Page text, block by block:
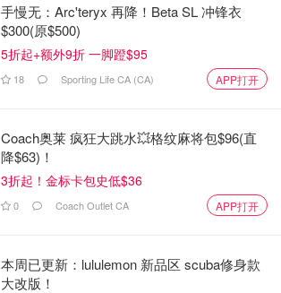
手慢无：Arc'teryx 再降！Beta SL 冲锋衣
$300(原$500)
5折起+额外9折 一脚蹬$95
18 Sporting Life CA (CA) APP打开
Coach奥莱 疯狂大跳水💥格纹麻将包$96(直
降$63)！
3折起！金标卡包史低$36
0 Coach Outlet CA APP打开
本周已更新：lululemon 新品区 scuba修身款
大改版！